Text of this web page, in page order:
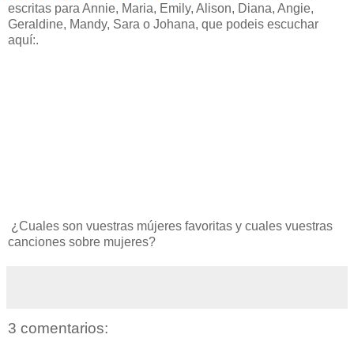
escritas para Annie, Maria, Emily, Alison, Diana, Angie,
Geraldine, Mandy, Sara o Johana, que podeis escuchar
aquí:.
¿Cuales son vuestras mújeres favoritas y cuales vuestras
canciones sobre mujeres?
3 comentarios: